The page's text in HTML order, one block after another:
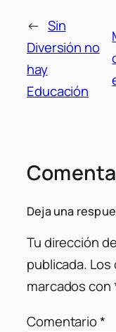
← Sin
Diversión no
hay
Educación
Deja una
Tu dirección
publicada. Los
marcados con
Comentario*